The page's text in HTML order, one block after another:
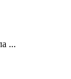
...